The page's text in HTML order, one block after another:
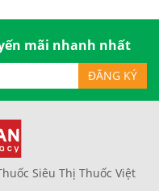
mãi nhanh nhất
Siêu Thị Thuốc Việt